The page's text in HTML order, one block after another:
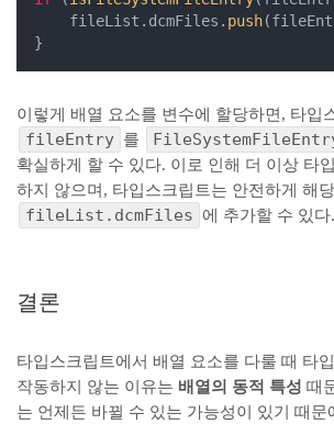
    fileList.dcmFiles.
push
}
이렇게 배열 요소를 변수에 할당하면, 타입
fileEntry 를
확실하게 할 수 있다. 이로 인해 더 이상 타
하지 않으며, 타입스크립트는 안전하게 해
fileList.dcmFiles 에 추가할 수 있다.
결론
타입스크립트에서 배열 요소를 다룰 때 타
작동하지 않는 이유는 배열의 동적 특성 때
는 언제든 바뀔 수 있는 가능성이 있기 때문